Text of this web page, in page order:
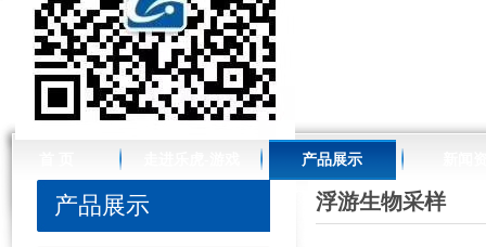
产品展示
产品展示 浮游生物采样